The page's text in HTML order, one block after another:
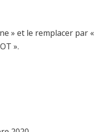
» et le remplacer par «
».